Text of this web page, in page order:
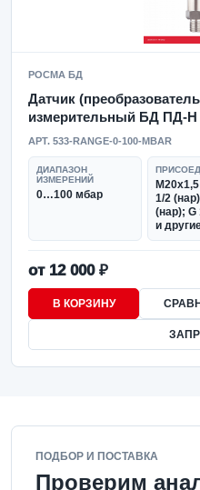
РОСМА БД
Датчик
измерительный БД ПД-
АРТ. 533-RANGE-0-100-MBAR
ДИАПАЗОН
ИЗМЕРЕНИЙ
0…100 мбар
М20х1,5
1/2
(нар); G
и
от 12 000 ₽
В КОРЗИНУ
ПОДБОР И ПОСТАВКА
Проверим